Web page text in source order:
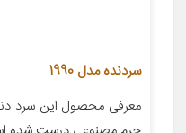
سردنده مدل 1990
معرفی محصول این سرد